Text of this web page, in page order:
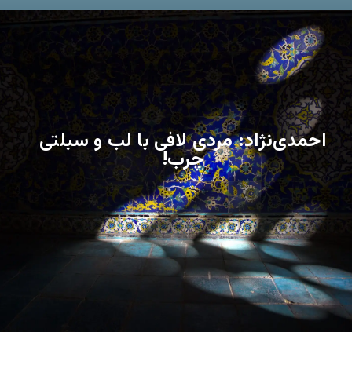
احمدی‌نژاد: مردی لافی با لب و سبلتی
چرب!